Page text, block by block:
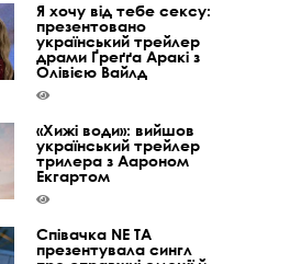
Я хочу від тебе сексу:
презентовано
український трейлер
драми Ґреґґа Аракі з
Олівією Вайлд
«Хижі води»: вийшов
український трейлер
трилера з Аароном
Екгартом
Співачка NE TA
презентувала сингл